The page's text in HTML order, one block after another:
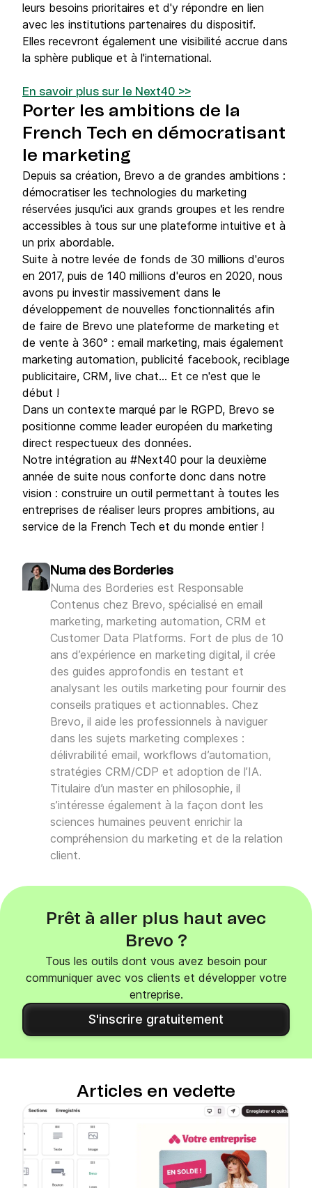
leurs besoins prioritaires et d'y répondre en lien
avec les institutions partenaires du dispositif.
Elles recevront également une visibilité accrue dans
la sphère publique et à l'international.
En savoir plus sur le Next40 >>
Porter les ambitions de la
French Tech en démocratisant
le marketing
Depuis sa création, Brevo a de grandes ambitions :
démocratiser les technologies du marketing
réservées jusqu'ici aux grands groupes et les rendre
accessibles à tous sur une plateforme intuitive et à
un prix abordable.
Suite à notre levée de fonds de 30 millions d'euros
en 2017, puis de 140 millions d'euros en 2020, nous
avons pu investir massivement dans le
développement de nouvelles fonctionnalités afin
de faire de Brevo une plateforme de marketing et
de vente à 360° : email marketing, mais également
marketing automation, publicité facebook, reciblage
publicitaire, CRM, live chat... Et ce n'est que le
début !
Dans un contexte marqué par le RGPD, Brevo se
positionne comme leader européen du marketing
direct respectueux des données.
Notre intégration au #Next40 pour la deuxième
année de suite nous conforte donc dans notre
vision : construire un outil permettant à toutes les
entreprises de réaliser leurs propres ambitions, au
service de la French Tech et du monde entier !
Numa des Borderies
Numa des Borderies est Responsable
Contenus chez Brevo, spécialisé en email
marketing, marketing automation, CRM et
Customer Data Platforms. Fort de plus de 10
ans d’expérience en marketing digital, il crée
des guides approfondis en testant et
analysant les outils marketing pour fournir des
conseils pratiques et actionnables. Chez
Brevo, il aide les professionnels à naviguer
dans les sujets marketing complexes :
délivrabilité email, workflows d’automation,
stratégies CRM/CDP et adoption de l’IA.
Titulaire d’un master en philosophie, il
s’intéresse également à la façon dont les
sciences humaines peuvent enrichir la
compréhension du marketing et de la relation
client.
Prêt à aller plus haut avec
Brevo ?
Tous les outils dont vous avez besoin pour
communiquer avec vos clients et développer votre
entreprise.
S'inscrire gratuitement
Articles en vedette